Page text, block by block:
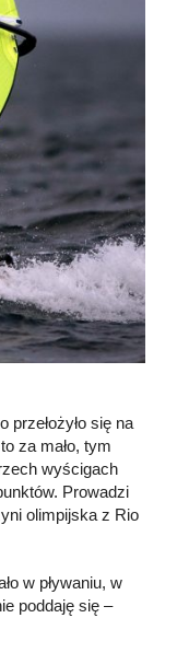
się na
za mało, tym
wyścigach
Prowadzi
olimpijska z Rio
w pływaniu, w
poddaję się –